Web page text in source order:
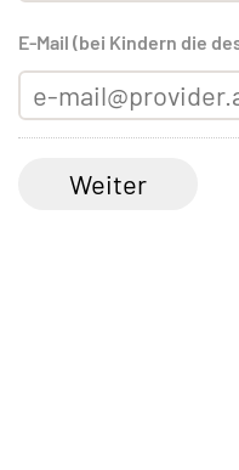
E-Mail (bei Kindern die
Weiter